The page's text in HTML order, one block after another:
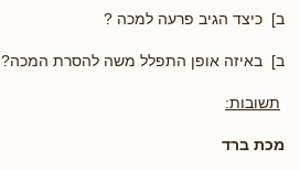
ב] כיצד הגיב פרעה למכה ?
ב] באיזה אופן התפלל משה להסרת המכה?
תשובות:
מכת ברד